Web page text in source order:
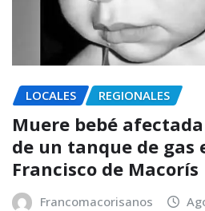
LOCALES REGIONALES
Muere bebé
de un tanque de gas
Francisco de Macorís
Francomacorisanos